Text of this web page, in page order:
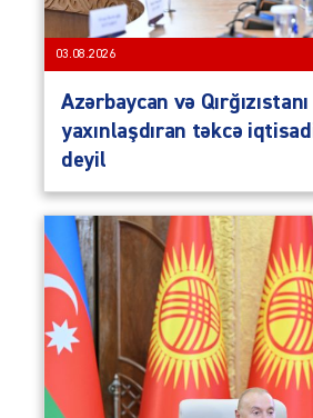
03.08.2026
Azərbaycan və
yaxınlaşdıran təkcə
deyil